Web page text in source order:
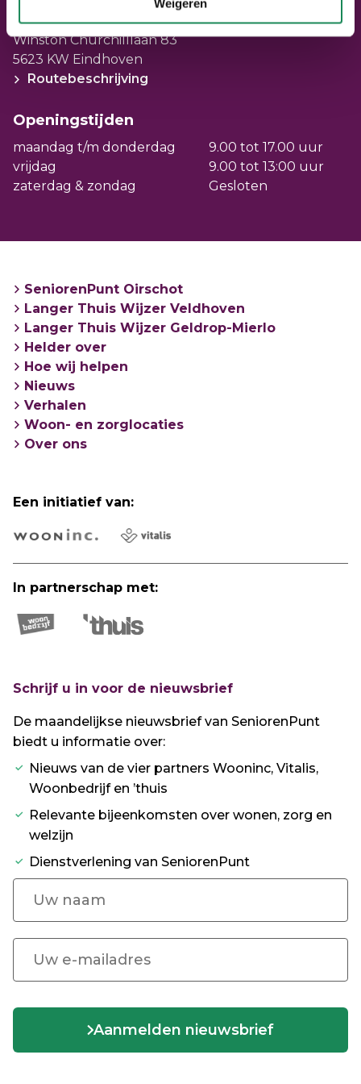
Weigeren
Loop gerust eens binnen. De adviseurs van
Langer Thuis Wijzer zijn er voor u. En
helpen u graag onder het genot van een
maandagochtend en dinsdagmiddag.
Adres: gebouw Veldwijzer, Sterrenlaan 15 in
Veldhoven
Winston Churchilllaan 83
5623 KW Eindhoven
Routebeschrijving
Openingstijden
maandag t/m donderdag
9.00 tot 17.00 uur
vrijdag
9.00 tot 13:00 uur
zaterdag & zondag
Gesloten
SeniorenPunt Oirschot
Langer Thuis Wijzer Veldhoven
Langer Thuis Wijzer Geldrop-Mierlo
Helder over
Hoe wij helpen
Nieuws
Verhalen
Woon- en zorglocaties
Over ons
Een initiatief van:
In partnerschap met:
Schrijf u in voor de nieuwsbrief
De maandelijkse nieuwsbrief van SeniorenPunt
biedt u informatie over:
Nieuws van de vier partners Wooninc, Vitalis,
Woonbedrijf en ’thuis
Relevante bijeenkomsten over wonen, zorg en
welzijn
Dienstverlening van SeniorenPunt
Aanmelden nieuwsbrief